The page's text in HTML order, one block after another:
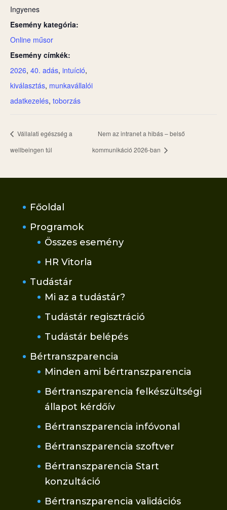
Ingyenes
Esemény kategória:
Online műsor
Esemény címkék:
2026, 40. adás, intuíció,
kiválasztás, munkavállalói
adatkezelés, toborzás
Vállalati egészség a
wellbeingen túl
Nem az intranet a hibás – belső
kommunikáció 2026-ban
Főoldal
Programok
Összes esemény
HR Vitorla
Tudástár
Mi az a tudástár?
Tudástár regisztráció
Tudástár belépés
Bértranszparencia
Minden ami bértranszparencia
Bértranszparencia felkészültségi
állapot kérdőív
Bértranszparencia infóvonal
Bértranszparencia szoftver
Bértranszparencia Start
konzultáció
Bértranszparencia validációs